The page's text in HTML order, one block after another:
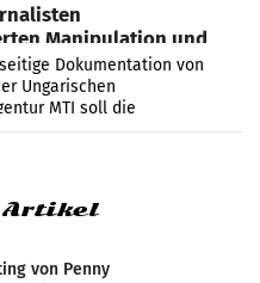
Manipulation und
Dokumentation von
Ungarischen
MTI soll die
Nachrichten-Manipulation und
Artikel
von Penny